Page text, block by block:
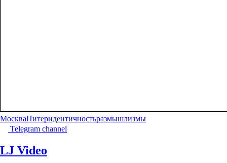
МоскваПитеридентичностьразмышлизмы
Telegram channel
LJ Video